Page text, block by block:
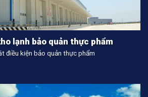
lạnh bảo quản thực phẩm
điều kiện bảo quản thực phẩm